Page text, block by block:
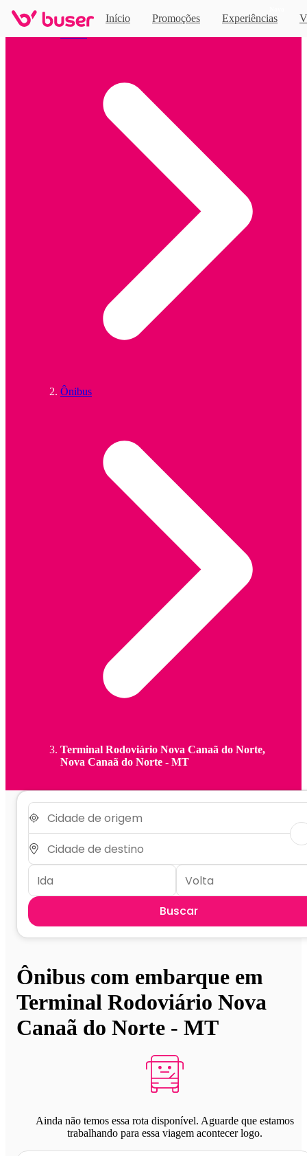
Início Promoções Experiências
Ônibus
Terminal Rodoviário Nova Canaã do Norte,
Nova Canaã do Norte - MT
Buscar
Ônibus com embarque em
Terminal Rodoviário Nova
Canaã do Norte - MT
Ainda não temos essa rota disponível. Aguarde que estamos
trabalhando para essa viagem acontecer logo.